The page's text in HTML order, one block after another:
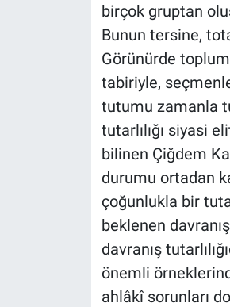
birçok gruptan
Bunun tersine,
Görünürde
tabiriyle,
tutumu zamanla
tutarlılığı siyasi
bilinen Çiğdem
durumu ortadan
çoğunlukla bir
beklenen
davranış
önemli
ahlâkî sorunları